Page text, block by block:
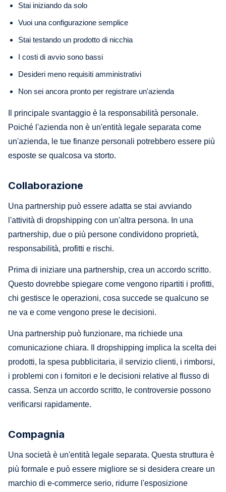
Stai iniziando da solo
Vuoi una configurazione semplice
Stai testando un prodotto di nicchia
I costi di avvio sono bassi
Desideri meno requisiti amministrativi
Non sei ancora pronto per registrare un'azienda
Il principale svantaggio è la responsabilità personale.
Poiché l'azienda non è un'entità legale separata come
un'azienda, le tue finanze personali potrebbero essere più
esposte se qualcosa va storto.
Collaborazione
Una partnership può essere adatta se stai avviando
l'attività di dropshipping con un'altra persona. In una
partnership, due o più persone condividono proprietà,
responsabilità, profitti e rischi.
Prima di iniziare una partnership, crea un accordo scritto.
Questo dovrebbe spiegare come vengono ripartiti i profitti,
chi gestisce le operazioni, cosa succede se qualcuno se
ne va e come vengono prese le decisioni.
Una partnership può funzionare, ma richiede una
comunicazione chiara. Il dropshipping implica la scelta dei
prodotti, la spesa pubblicitaria, il servizio clienti, i rimborsi,
i problemi con i fornitori e le decisioni relative al flusso di
cassa. Senza un accordo scritto, le controversie possono
verificarsi rapidamente.
Compagnia
Una società è un'entità legale separata. Questa struttura è
più formale e può essere migliore se si desidera creare un
marchio di e-commerce serio, ridurre l'esposizione